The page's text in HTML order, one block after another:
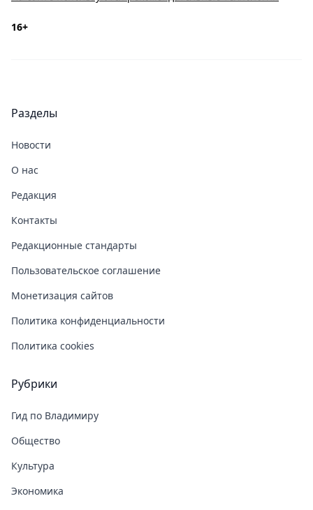
16+
Разделы
Новости
О нас
Редакция
Контакты
Редакционные стандарты
Пользовательское соглашение
Монетизация сайтов
Политика конфиденциальности
Политика cookies
Рубрики
Гид по Владимиру
Общество
Культура
Экономика